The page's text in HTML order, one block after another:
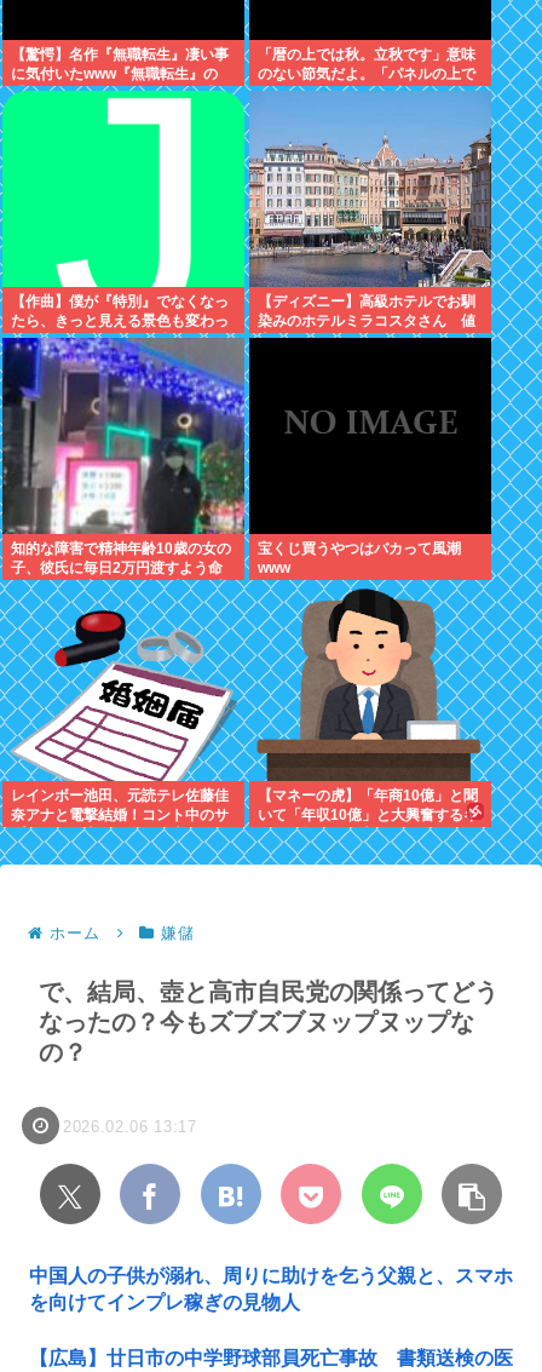
【驚愕】名作『無職転生』凄い事
に気付いたwww『無職転生』の
「ロキシー」とかいう奴…可愛い
「暦の上では秋。立秋です」意味
のない節気だよ。「パネルの上で
は19」みたいな風俗嬢かよ
【作曲】僕が『特別』でなくなっ
たら、きっと見える景色も変わっ
てしまう。⋯だから曖昧でいい。
どうか、白黒ハッキリさせないで
【ディズニー】高級ホテルでお馴
染みのホテルミラコスタさん 値
上げして改悪していたことがバレ
知的な障害で精神年齢10歳の女の
子、彼氏に毎日2万円渡すよう命
じられ、暴力を恐れ連日売春。客
の82歳を殺害し逮捕
宝くじ買うやつはバカって風潮
www
レインボー池田、元読テレ佐藤佳
奈アナと電撃結婚！コント中のサ
プライズ発表にジャンボ大パニッ
ク
【マネーの虎】「年商10億」と聞
いて「年収10億」と大興奮するキ
ッズに教えたい大人のリアル
ホーム 嫌儲
で、結局、壺と高市自民党の関係ってどう
なったの？今もズブズブヌップヌップな
の？
2026.02.06 13:17
中国人の子供が溺れ、周りに助けを乞う父親と、スマホ
を向けてインプレ稼ぎの見物人
【広島】廿日市の中学野球部員死亡事故 書類送検の医